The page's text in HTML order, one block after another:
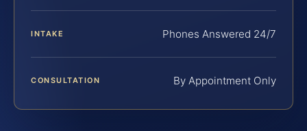
INTAKE Phones Answered 24/7
CONSULTATION By Appointment Only